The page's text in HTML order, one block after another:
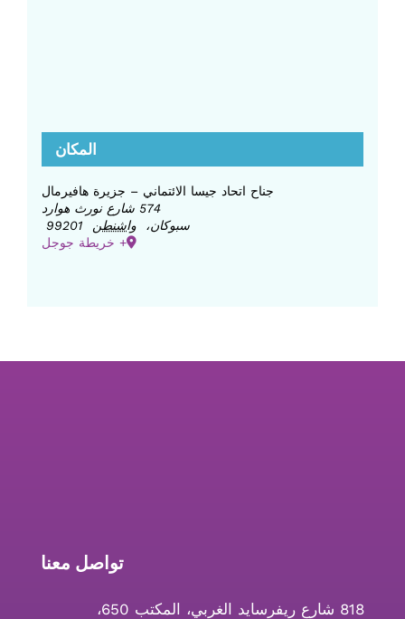
المكان
جناح اتحاد جيسا الائتماني – جزيرة هافيرمال
574 شارع نورث هوارد
سبوكان، واشنطن
99201
+ خريطة جوجل
تواصل معنا
818 شارع ريفرسايد الغربي، المكتب 650،